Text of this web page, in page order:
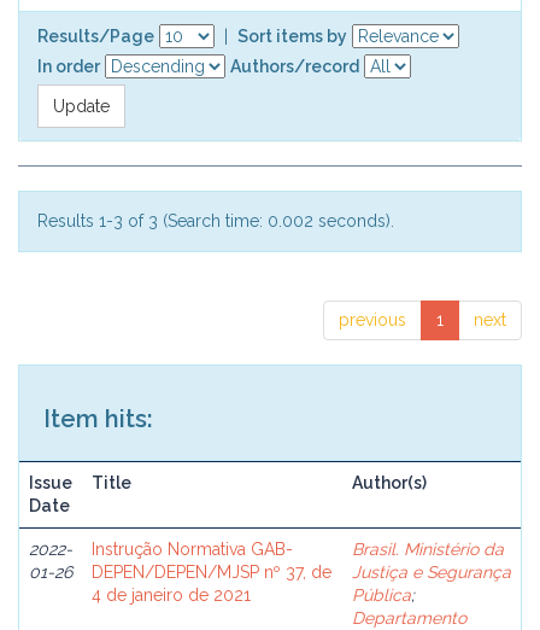
Results/Page
Sort items by
In order
Authors/record
Results 1-3 of 3 (Search time: 0.002 seconds).
previous 1 next
Item hits:
Issue
Date
Title Author(s)
2022-
01-26
Instrução Normativa GAB-
DEPEN/DEPEN/MJSP nº 37, de
4 de janeiro de 2021
Brasil. Ministério da
Justiça e Segurança
Pública;
Departamento